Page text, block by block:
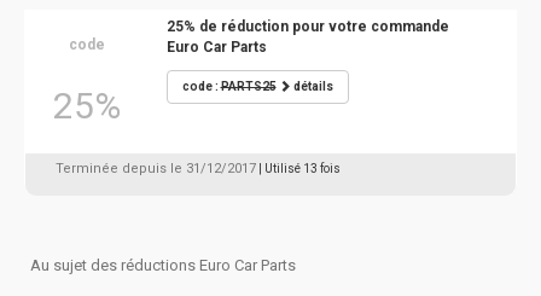
code
25%
25% de réduction pour votre commande
Euro Car Parts
code :PARTS25 détails
Terminée depuis le 31/12/2017 | Utilisé 13 fois
Au sujet des réductions Euro Car Parts